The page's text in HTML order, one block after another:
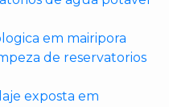
em mairipora
de reservatorios
exposta em